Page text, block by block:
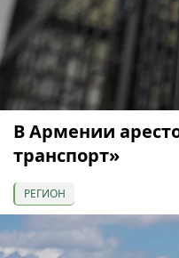
В Армении
транспорт»
РЕГИОН